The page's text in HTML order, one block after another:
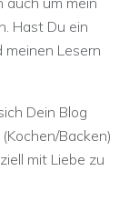
Hast Du ein
meinen Lesern
Dein Blog
Backen)
mit Liebe zu